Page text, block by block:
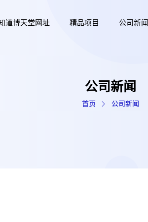
道博天堂网址 精品项目 公司新闻
公司新闻
首页 公司新闻